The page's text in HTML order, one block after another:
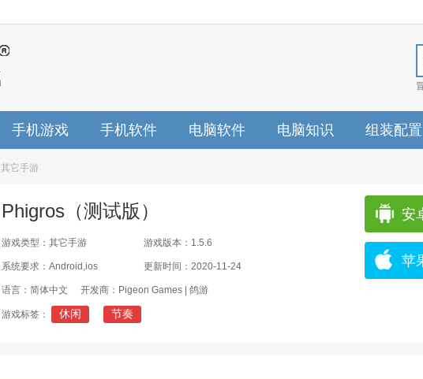
手机游戏 手机软件 电脑软件 电脑知识 组装配置
其它手游
Phigros（测试版）
游戏类型：其它手游 游戏版本：1.5.6
系统要求：Android,ios 更新时间：2020-11-24
语言：简体中文 开发商：Pigeon Games | 鸽游
游戏标签： 休闲 节奏
安
苹